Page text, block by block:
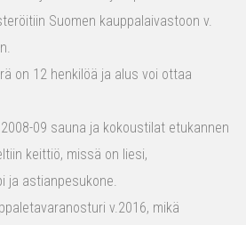
Suomen kauppalaivastoon v.
on 12 henkilöä ja alus voi ottaa
09 sauna ja kokoustilat etukannen
keittiö, missä on liesi,
ja astianpesukone.
v.2016, mikä